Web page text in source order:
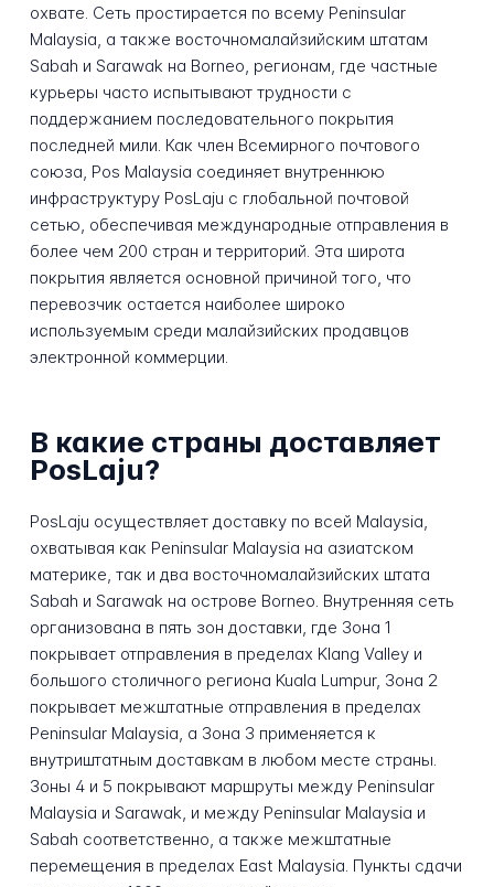
охвате. Сеть простирается по всему Peninsular
Malaysia, а также восточномалайзийским штатам
Sabah и Sarawak на Borneo, регионам, где частные
курьеры часто испытывают трудности с
поддержанием последовательного покрытия
последней мили. Как член Всемирного почтового
союза, Pos Malaysia соединяет внутреннюю
инфраструктуру PosLaju с глобальной почтовой
сетью, обеспечивая международные отправления в
более чем 200 стран и территорий. Эта широта
покрытия является основной причиной того, что
перевозчик остается наиболее широко
используемым среди малайзийских продавцов
электронной коммерции.
В какие страны доставляет
PosLaju?
PosLaju осуществляет доставку по всей Malaysia,
охватывая как Peninsular Malaysia на азиатском
материке, так и два восточномалайзийских штата
Sabah и Sarawak на острове Borneo. Внутренняя сеть
организована в пять зон доставки, где Зона 1
покрывает отправления в пределах Klang Valley и
большого столичного региона Kuala Lumpur, Зона 2
покрывает межштатные отправления в пределах
Peninsular Malaysia, а Зона 3 применяется к
внутриштатным доставкам в любом месте страны.
Зоны 4 и 5 покрывают маршруты между Peninsular
Malaysia и Sarawak, и между Peninsular Malaysia и
Sabah соответственно, а также межштатные
перемещения в пределах East Malaysia. Пункты сдачи